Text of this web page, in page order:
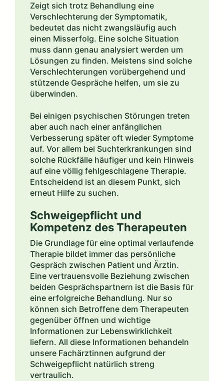
Zeigt sich trotz Behandlung eine
Verschlechterung der Symptomatik,
bedeutet das nicht zwangsläufig auch
einen Misserfolg. Eine solche Situation
muss dann genau analysiert werden um
Lösungen zu finden. Meistens sind solche
Verschlechterungen vorübergehend und
stützende Gespräche helfen, um sie zu
überwinden.
Bei einigen psychischen Störungen treten
aber auch nach einer anfänglichen
Verbesserung später oft wieder Symptome
auf. Vor allem bei Suchterkrankungen sind
solche Rückfälle häufiger und kein Hinweis
auf eine völlig fehlgeschlagene Therapie.
Entscheidend ist an diesem Punkt, sich
erneut Hilfe zu suchen.
Schweigepflicht und
Kompetenz des Therapeuten
Die Grundlage für eine optimal verlaufende
Therapie bildet immer das persönliche
Gespräch zwischen Patient und Ärztin.
Eine vertrauensvolle Beziehung zwischen
beiden Gesprächspartnern ist die Basis für
eine erfolgreiche Behandlung. Nur so
können sich Betroffene dem Therapeuten
gegenüber öffnen und wichtige
Informationen zur Lebenswirklichkeit
liefern. All diese Informationen behandeln
unsere Fachärztinnen aufgrund der
Schweigepflicht natürlich streng
vertraulich.